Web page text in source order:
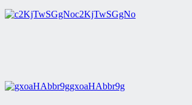
c2KjTwSGgNo
gxoaHAbbr9g